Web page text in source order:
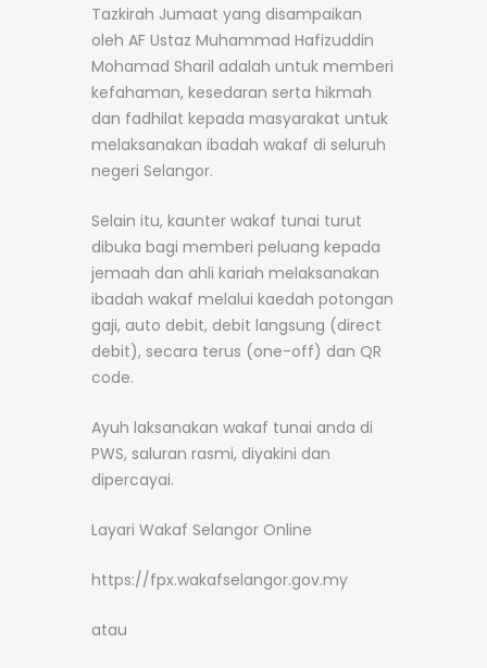
Tazkirah Jumaat yang disampaikan
oleh AF Ustaz Muhammad Hafizuddin
Mohamad Sharil adalah untuk memberi
kefahaman, kesedaran serta hikmah
dan fadhilat kepada masyarakat untuk
melaksanakan ibadah wakaf di seluruh
negeri Selangor.
Selain itu, kaunter wakaf tunai turut
dibuka bagi memberi peluang kepada
jemaah dan ahli kariah melaksanakan
ibadah wakaf melalui kaedah potongan
gaji, auto debit, debit langsung (direct
debit), secara terus (one-off) dan QR
code.
Ayuh laksanakan wakaf tunai anda di
PWS, saluran rasmi, diyakini dan
dipercayai.
Layari Wakaf Selangor Online
https://fpx.wakafselangor.gov.my
atau